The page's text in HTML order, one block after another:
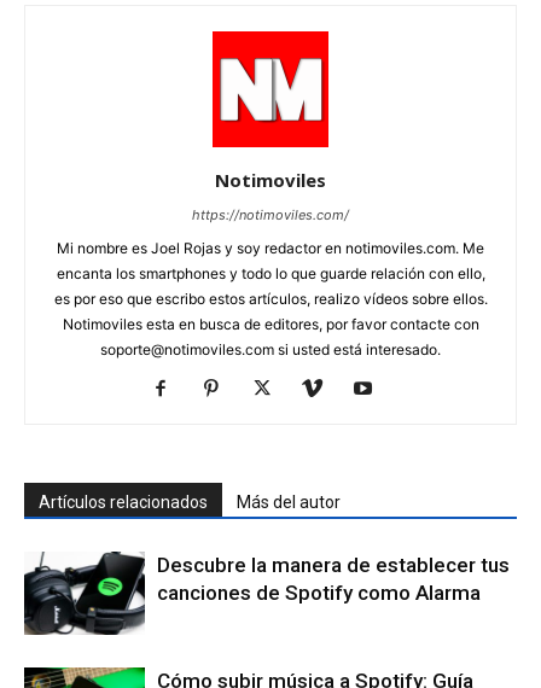
Notimoviles
https://notimoviles.com/
Mi nombre es Joel Rojas y soy redactor en notimoviles.com. Me
encanta los smartphones y todo lo que guarde relación con ello,
es por eso que escribo estos artículos, realizo vídeos sobre ellos.
Notimoviles esta en busca de editores, por favor contacte con
soporte@notimoviles.com si usted está interesado.
Artículos relacionados Más del autor
Descubre la manera de establecer tus
canciones de Spotify como Alarma
Cómo subir música a Spotify: Guía